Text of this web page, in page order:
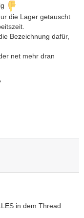
die Lager getauscht
Bezeichnung dafür,
net mehr dran
in dem Thread